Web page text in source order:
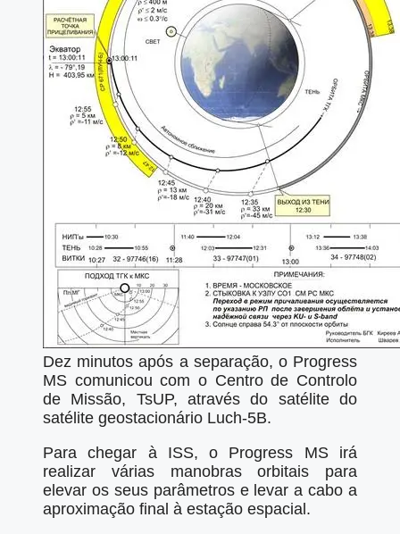
Dez minutos após a separação, o Progress
MS comunicou com o Centro de Controlo
de Missão, TsUP, através do satélite do
satélite geostacionário Luch-5B.
Para chegar à ISS, o Progress MS irá
realizar várias manobras orbitais para
elevar os seus parâmetros e levar a cabo a
aproximação final à estação espacial.